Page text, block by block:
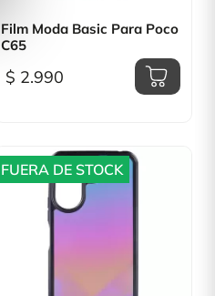
Vista rápida
Film Moda Basic Para Poco
C65
$ 2.990
FUERA DE STOCK